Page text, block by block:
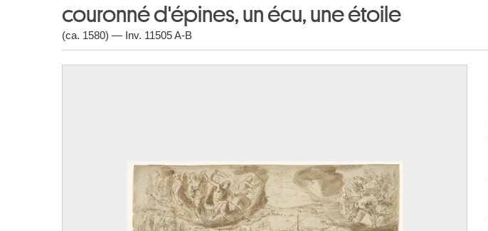
couronné d'épines, un écu, une étoile
(ca. 1580) — Inv. 11505 A-B